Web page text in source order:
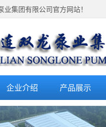
集团有限公司官方网站！
企业介绍 产品展示